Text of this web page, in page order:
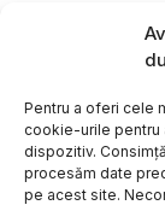
Pentru a oferi cele
cookie-urile pentru
dispozitiv.
procesăm date
pe acest site.